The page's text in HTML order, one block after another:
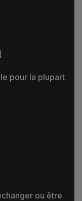
pour la plupart
ou être